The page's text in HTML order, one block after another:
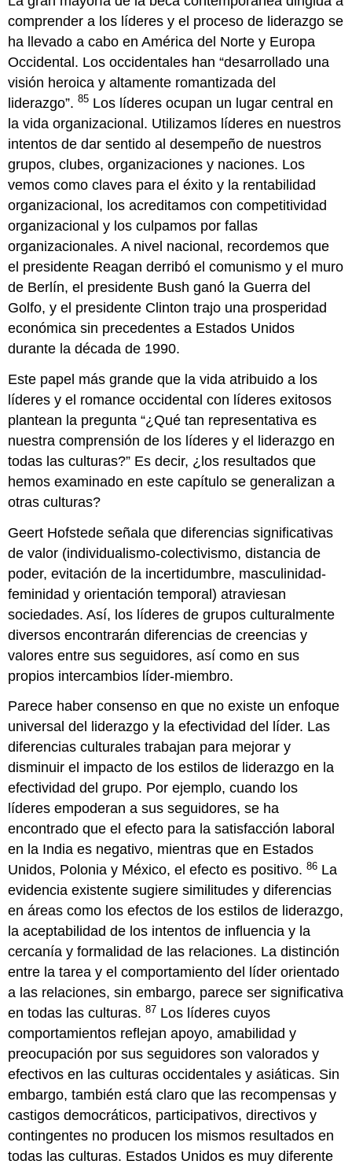
comprender a los líderes y el proceso de liderazgo se
ha llevado a cabo en América del Norte y Europa
Occidental. Los occidentales han “desarrollado una
visión heroica y altamente romantizada del
liderazgo”.85 Los líderes ocupan un lugar central en
la vida organizacional. Utilizamos líderes en nuestros
intentos de dar sentido al desempeño de nuestros
grupos, clubes, organizaciones y naciones. Los
vemos como claves para el éxito y la rentabilidad
organizacional, los acreditamos con competitividad
organizacional y los culpamos por fallas
organizacionales. A nivel nacional, recordemos que
el presidente Reagan derribó el comunismo y el muro
de Berlín, el presidente Bush ganó la Guerra del
Golfo, y el presidente Clinton trajo una prosperidad
económica sin precedentes a Estados Unidos
durante la década de 1990.
Este papel más grande que la vida atribuido a los
líderes y el romance occidental con líderes exitosos
plantean la pregunta “¿Qué tan representativa es
nuestra comprensión de los líderes y el liderazgo en
todas las culturas?” Es decir, ¿los resultados que
hemos examinado en este capítulo se generalizan a
otras culturas?
Geert Hofstede señala que diferencias significativas
de valor (individualismo-colectivismo, distancia de
poder, evitación de la incertidumbre, masculinidad-
feminidad y orientación temporal) atraviesan
sociedades. Así, los líderes de grupos culturalmente
diversos encontrarán diferencias de creencias y
valores entre sus seguidores, así como en sus
propios intercambios líder-miembro.
Parece haber consenso en que no existe un enfoque
universal del liderazgo y la efectividad del líder. Las
diferencias culturales trabajan para mejorar y
disminuir el impacto de los estilos de liderazgo en la
efectividad del grupo. Por ejemplo, cuando los
líderes empoderan a sus seguidores, se ha
encontrado que el efecto para la satisfacción laboral
en la India es negativo, mientras que en Estados
Unidos, Polonia y México, el efecto es positivo.86 La
evidencia existente sugiere similitudes y diferencias
en áreas como los efectos de los estilos de liderazgo,
la aceptabilidad de los intentos de influencia y la
cercanía y formalidad de las relaciones. La distinción
entre la tarea y el comportamiento del líder orientado
a las relaciones, sin embargo, parece ser significativa
en todas las culturas.87 Los líderes cuyos
comportamientos reflejan apoyo, amabilidad y
preocupación por sus seguidores son valorados y
efectivos en las culturas occidentales y asiáticas. Sin
embargo, también está claro que las recompensas y
castigos democráticos, participativos, directivos y
contingentes no producen los mismos resultados en
todas las culturas. Estados Unidos es muy diferente